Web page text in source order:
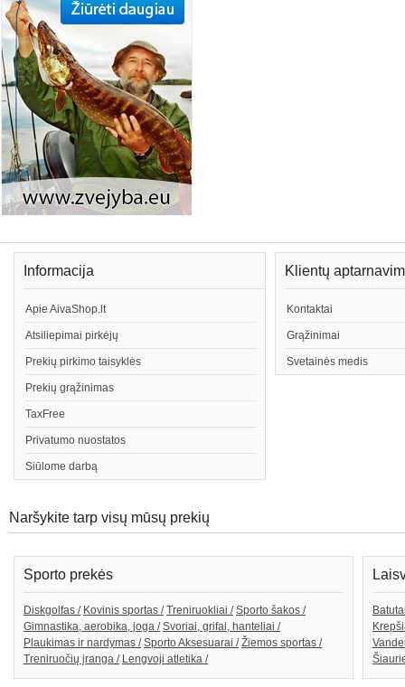
Informacija
Apie AivaShop.lt
Atsiliepimai pirkėjų
Prekių pirkimo taisyklės
Prekių grąžinimas
TaxFree
Privatumo nuostatos
Siūlome darbą
Klientų
Kontaktai
Grąžinimai
Svetainės medis
Naršykite tarp visų mūsų prekių
Sporto prekės
Diskgolfas / Kovinis sportas / Treniruokliai / Sporto šakos /
Gimnastika, aerobika, joga / Svoriai, grifai, hanteliai /
Plaukimas ir nardymas / Sporto Aksesuarai / Žiemos sportas /
Treniruočių įranga / Lengvoji atletika /